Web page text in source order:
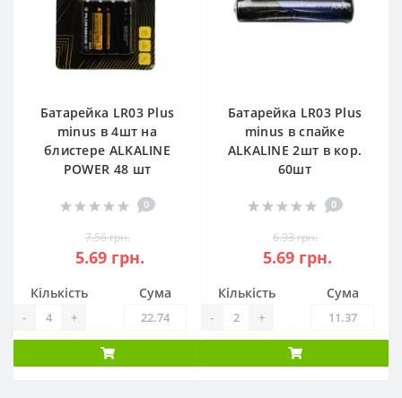
Батарейка LR03 Plus
minus в 4шт на
блистере ALKALINE
POWER 48 шт
0
7.56 грн.
5.69 грн.
Кількість
- +
Сума
Батарейка LR03 Plus
minus в спайке
ALKALINE 2шт в кор.
60шт
0
6.93 грн.
5.69 грн.
Кількість
- +
Сума